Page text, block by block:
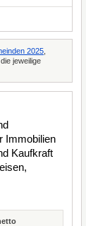
2025
jeweilige
Immobilien
Kaufkraft